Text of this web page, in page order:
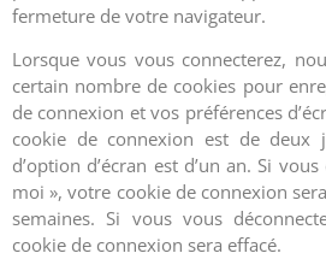
fermeture de votre navigateur.
Lorsque vous vous connecterez,
certain nombre de cookies pour
de connexion et vos préférences
cookie de connexion est de deux
d’option d’écran est d’un an. Si
moi », votre cookie de connexion
semaines. Si vous vous
cookie de connexion sera effacé.